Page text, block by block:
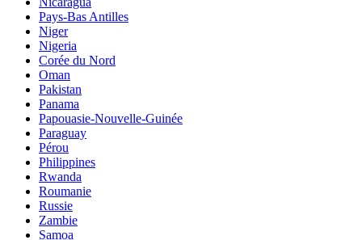
Pays-Bas Antilles
Niger
Nigeria
Corée du Nord
Oman
Pakistan
Panama
Papouasie-Nouvelle-Guinée
Paraguay
Pérou
Philippines
Rwanda
Roumanie
Russie
Zambie
Samoa